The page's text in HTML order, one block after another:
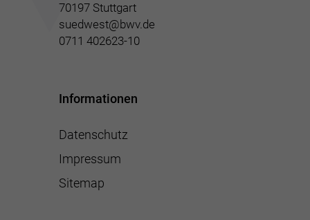
70197 Stuttgart
suedwest@bwv.de
0711 402623-10
Informationen
Datenschutz
Impressum
Sitemap